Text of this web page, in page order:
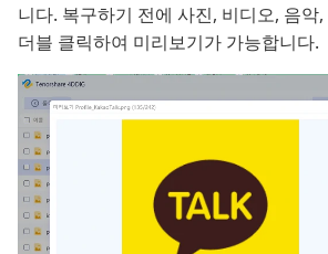
니다. 복구하기 전에 사진, 비디오, 음악
더블 클릭하여 미리보기가 가능합니다.